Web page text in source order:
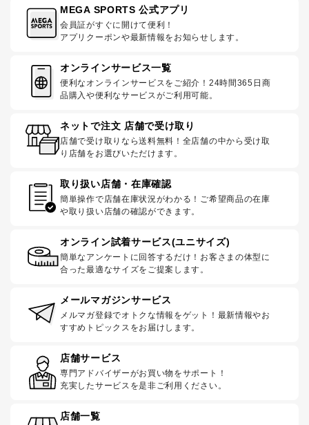
MEGA SPORTS 公式アプリ
会員証がすぐに開けて便利！
アプリクーポンや最新情報をお知らせします。
オンラインサービス一覧
便利なオンラインサービスをご紹介！24時間365日商
品購入や便利なサービスがご利用可能。
ネットで注文 店舗で受け取り
店舗で受け取りなら送料無料！全店舗の中から受け取
り店舗をお選びいただけます。
取り扱い店舗・在庫確認
簡単操作で店舗在庫状況がわかる！ご希望商品の在庫
や取り扱い店舗の確認ができます。
オンライン試着サービス(ユニサイズ)
簡単なアンケートに回答するだけ！お客さまの体型に
合った最適なサイズをご提案します。
メールマガジンサービス
メルマガ登録でオトクな情報をゲット！最新情報やお
すすめトピックスをお届けします。
店舗サービス
専門アドバイザーがお買い物をサポート！
充実したサービスを是非ご利用ください。
店舗一覧